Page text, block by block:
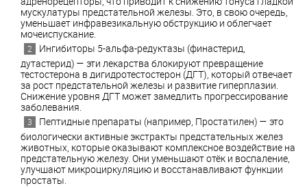
мускулатуры предстательной железы. Это, в свою очередь,
уменьшает инфравезикальную обструкцию и облегчает
мочеиспускание.
Ингибиторы 5-альфа-редуктазы (финастерид,
дутастерид) — эти лекарства блокируют превращение
тестостерона в дигидротестостерон (ДГТ), который отвечает
за рост предстательной железы и развитие гиперплазии.
Снижение уровня ДГТ может замедлить прогрессирование
заболевания.
Пептидные препараты (например, Простатилен) — это
биологически активные экстракты предстательных желез
животных, которые оказывают комплексное воздействие на
предстательную железу. Они уменьшают отёк и воспаление,
улучшают микроциркуляцию и восстанавливают функции
простаты.